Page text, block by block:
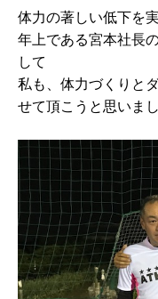
体力の著しい低下を実
年上である宮本社長
して
私も、体力づくりと
せて頂こうと思いま